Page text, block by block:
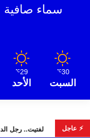
سماء صافية
30
℃
السبت
29
℃
الأحد
⚡ عاجل
تخطف الأضواء